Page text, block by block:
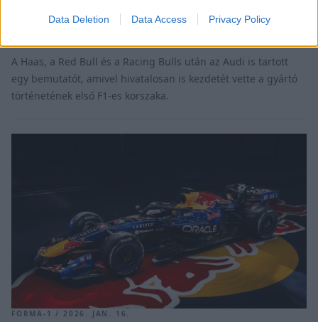
Data Deletion Data Access Privacy Policy
Bemutatta története első F1-es
A Haas, a Red Bull és a Racing Bulls után az Audi is tartott
egy bemutatót, amivel hivatalosan is kezdetét vette a gyártó
történetének első F1-es korszaka.
FORMA-1 / 2026. JAN. 16.